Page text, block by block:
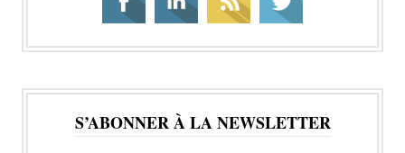
S’ABONNER À LA NEWSLETTER